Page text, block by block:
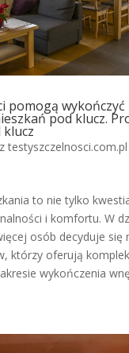
pomogą wykończyć
pod klucz.
klucz
testyszczelnosci.com.pl
to nie tylko
i komfortu. W
osób decyduje się
którzy oferują
wykończenia